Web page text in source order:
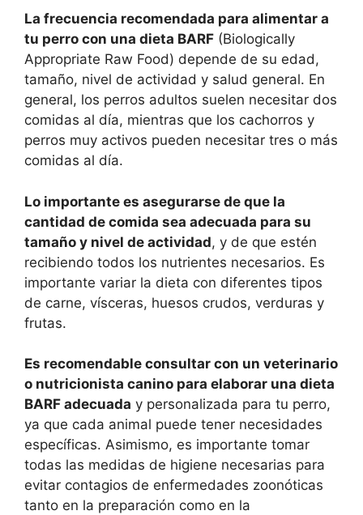
La frecuencia recomendada para alimentar a
tu perro con una dieta BARF (Biologically
Appropriate Raw Food) depende de su edad,
tamaño, nivel de actividad y salud general. En
general, los perros adultos suelen necesitar dos
comidas al día, mientras que los cachorros y
perros muy activos pueden necesitar tres o más
comidas al día.
Lo importante es asegurarse de que la
cantidad de comida sea adecuada para su
tamaño y nivel de actividad, y de que estén
recibiendo todos los nutrientes necesarios. Es
importante variar la dieta con diferentes tipos
de carne, vísceras, huesos crudos, verduras y
frutas.
Es recomendable consultar con un veterinario
o nutricionista canino para elaborar una dieta
BARF adecuada y personalizada para tu perro,
ya que cada animal puede tener necesidades
específicas. Asimismo, es importante tomar
todas las medidas de higiene necesarias para
evitar contagios de enfermedades zoonóticas
tanto en la preparación como en la